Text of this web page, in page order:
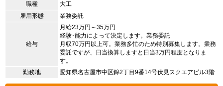
職種
大工
雇用形態
業務委託
給与
月給23万円～35万円
経験･能力によって決定します。業務委託
月収70万円以上可。業務多忙のため特別募集します。業務
委託ですが、日当換算しますと日当3万円程度となりま
す。
勤務地
愛知県名古屋市中区錦2丁目9番14号伏見スクエアビル3階